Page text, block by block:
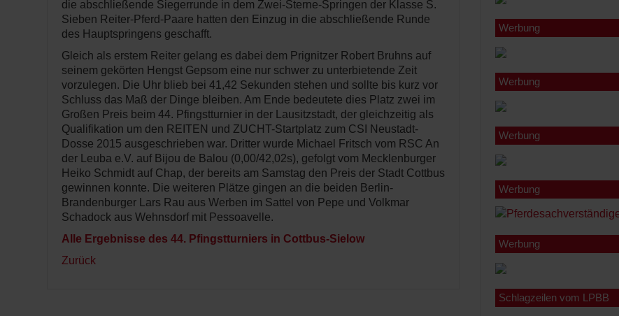
die abschließende Siegerrunde in dem Zwei-Sterne-Springen der Klasse S.
Sieben Reiter-Pferd-Paare hatten den Einzug in die abschließende Runde
des Hauptspringens geschafft.
Gleich als erstem Reiter gelang es dabei dem Prignitzer Robert Bruhns auf
seinem gekörten Hengst Gepsom eine nur schwer zu unterbietende Zeit
vorzulegen. Die Uhr blieb bei 41,42 Sekunden stehen und sollte bis kurz vor
Schluss das Maß der Dinge bleiben. Am Ende bedeutete dies Platz zwei im
Großen Preis beim 44. Pfingstturnier in der Lausitzstadt, der gleichzeitig als
Qualifikation um den REITEN und ZUCHT-Startplatz zum CSI Neustadt-
Dosse 2015 ausgeschrieben war. Dritter wurde Michael Fritsch vom RSC An
der Leuba e.V. auf Bijou de Balou (0,00/42,02s), gefolgt vom Mecklenburger
Heiko Schmidt auf Chap, der bereits am Samstag den Preis der Stadt Cottbus
gewinnen konnte. Die weiteren Plätze gingen an die beiden Berlin-
Brandenburger Lars Rau aus Werben im Sattel von Pepe und Volkmar
Schadock aus Wehnsdorf mit Pessoavelle.
Alle Ergebnisse des 44. Pfingstturniers in Cottbus-Sielow
Zurück
Werbung
Werbung
Werbung
Werbung
Werbung
Schlagzeilen vom LPBB